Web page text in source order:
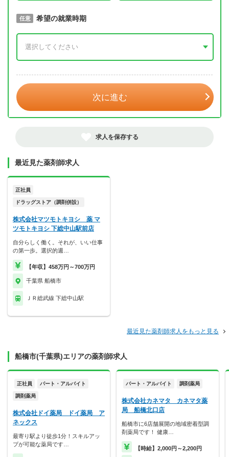
必須 取得予定年
任意 希望の就業時期
次に進む
求人を保存する
最近見た薬剤師求人
正社員
ドラッグストア（調剤併設）
株式会社マツモトキヨシ 薬 マ
ツモトキヨシ 下総中山駅前店
自分らしく働く。それが、いい仕事
の第一歩。選択的週…
【年収】458万円～700万円
千葉県 船橋市
ＪＲ総武線 下総中山駅
最近見た薬剤師求人をもっと見る
船橋市(千葉県)エリアの薬剤師求人
正社員 パート・アルバイト
調剤薬局
株式会社ドイ薬局 ドイ薬局 ア
ネックス
最寄り駅より徒歩1分！スキルアッ
プが可能な薬局です…
パート・アルバイト 調剤薬局
株式会社カネマタ カネマタ薬
局 船橋北口店
船橋市に6店舗展開の地域密着型調
剤薬局です！ 健康…
【時給】2,000円～2,200円